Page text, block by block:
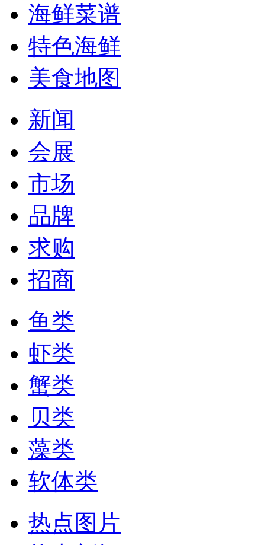
海鲜菜谱
特色海鲜
美食地图
新闻
会展
市场
品牌
求购
招商
鱼类
虾类
蟹类
贝类
藻类
软体类
热点图片